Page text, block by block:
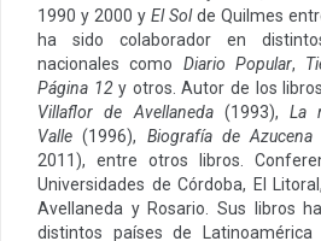
1990 y 2000 y El Solde Quilmes
ha sido colaborador en
nacionales como Diario Popular,
Página 12y otros. Autor de los libros
Villaflor de Avellaneda(1993), La
Valle (1996), Biografía de Azucena
2011), entre otros libros.
Universidades de Córdoba, El
Avellaneda y Rosario. Sus libros
distintos países de